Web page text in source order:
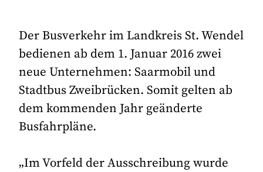
Der Busverkehr im Landkreis St. Wendel
bedienen ab dem 1. Januar 2016 zwei
neue Unternehmen: Saarmobil und
Stadtbus Zweibrücken. Somit gelten ab
dem kommenden Jahr geänderte
Busfahrpläne.
„Im Vorfeld der Ausschreibung wurde